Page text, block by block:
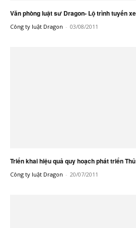
Văn phòng luật sư Dragon- Lộ trình tuyến
Công ty luật Dragon - 03/08/2011
Triển khai hiệu quả quy hoạch phát triển
Công ty luật Dragon - 20/07/2011